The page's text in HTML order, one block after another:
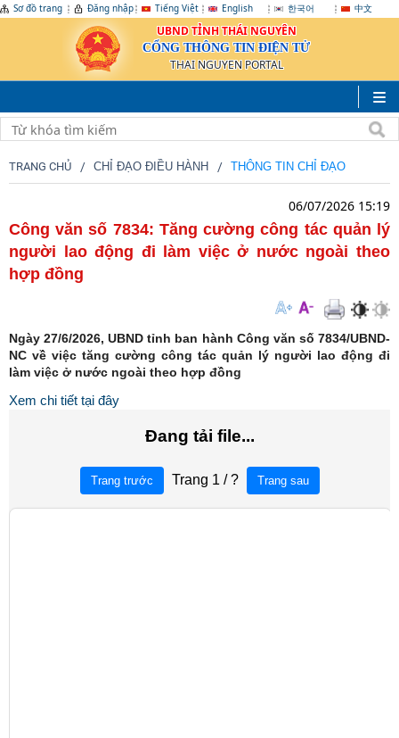
Sơ đồ trang Đăng nhập Tiếng Việt English 한국어 中文
UBND TỈNH THÁI NGUYÊN
CỔNG THÔNG TIN ĐIỆN TỬ
THAI NGUYEN PORTAL
TRANG CHỦ CHỈ ĐẠO ĐIỀU HÀNH THÔNG TIN CHỈ ĐẠO
06/07/2026 15:19
Công văn số 7834: Tăng cường công tác quản lý
người lao động đi làm việc ở nước ngoài theo
hợp đồng
Ngày 27/6/2026, UBND tỉnh ban hành Công văn số 7834/UBND-
NC về việc tăng cường công tác quản lý người lao động đi
làm việc ở nước ngoài theo hợp đồng
Xem chi tiết tại đây